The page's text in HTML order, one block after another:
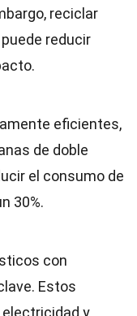
reciclar
reducir
eficientes,
de doble
el consumo de
30%.
con
Estos
y